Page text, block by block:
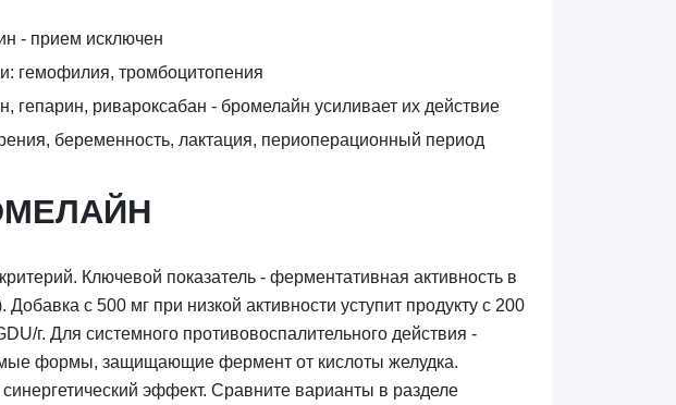
- прием исключен
гемофилия, тромбоцитопения
гепарин, ривароксабан - бромелайн усиливает их действие
беременность, лактация, периоперационный период
Ключевой показатель - ферментативная активность в
с 500 мг при низкой активности уступит продукту с 200
г. Для системного противовоспалительного действия -
формы, защищающие фермент от кислоты желудка.
эффект. Сравните варианты в разделе